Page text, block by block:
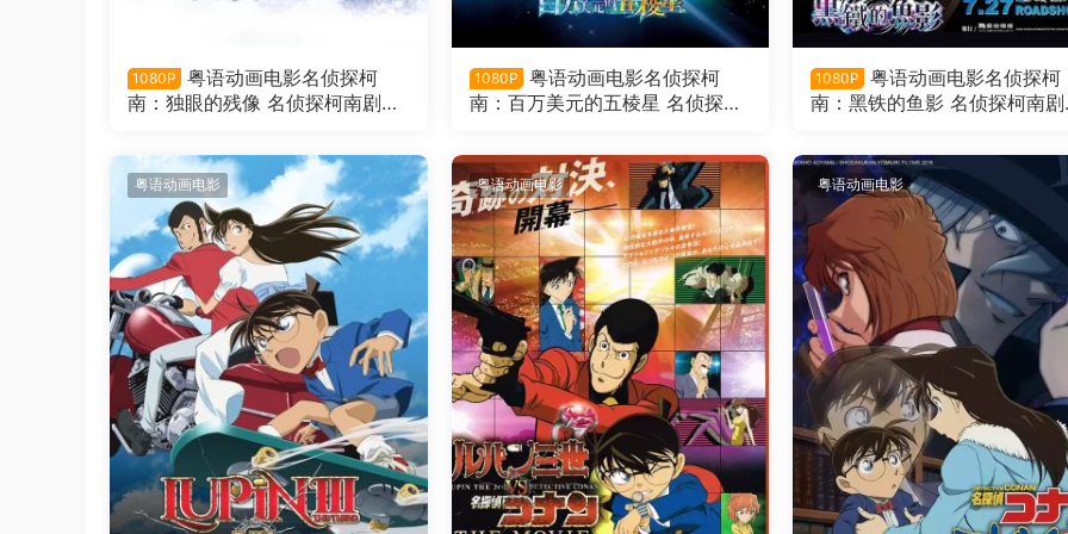
1080P
粤语动画电影名侦探柯
南：独眼的残像 名侦探柯南剧场
1080P
粤语动画电影名侦探柯
南：百万美元的五棱星 名侦探柯
棱星粤语版
1080P
粤语动画电影名侦探柯
南：黑铁的鱼影 名侦探柯南
粤语动画电影 粤语动画电影 粤语动画电影